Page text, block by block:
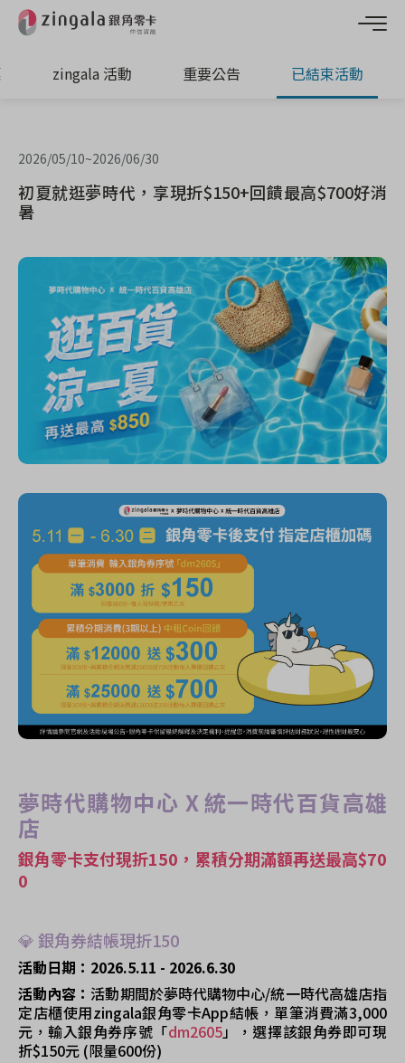
zingala 活動 重要公告 已結束活動
2026/05/10~2026/06/30
初夏就逛夢時代，享現折$150+回饋最高$700好消
暑
夢時代購物中心 X 統一時代百貨高雄
店
銀角零卡支付現折150，累積分期滿額再送最高$70
0
💎銀角券結帳現折150
活動日期：2026.5.11 - 2026.6.30
活動內容： 活動期間於夢時代購物中心/統一時代高雄店指
定店櫃使用zingala銀角零卡App結帳，單筆消費滿3,000
元，輸入銀角券序號「dm2605」，選擇該銀角券即可現
折$150元 (限量600份)